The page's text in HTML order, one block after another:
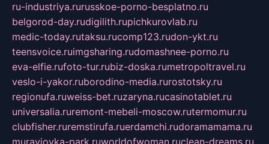
ru-industriya.rurusskoe-porno-besplatno.ru
belgorod-day.rudigilith.rupichkurovlab.ru
medic-today.rutaksu.rucomp123.rudon-ykt.ru
teensvoice.ruimgsharing.rudomashnee-porno.ru
eva-elfie.rufoto-tur.rubiz-doska.rumetropoltravel.ru
veslo-i-yakor.ruborodino-media.rurostotsky.ru
regionufa.ruweiss-bet.ruzaryna.rucasinotablet.ru
universalia.ruremont-mebeli-moscow.rutermomur.ru
clubfisher.ruremstirufa.ruerdamchi.rudoramamama.ru